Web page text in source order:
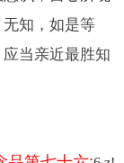
无知，如是等
当亲近最胜知